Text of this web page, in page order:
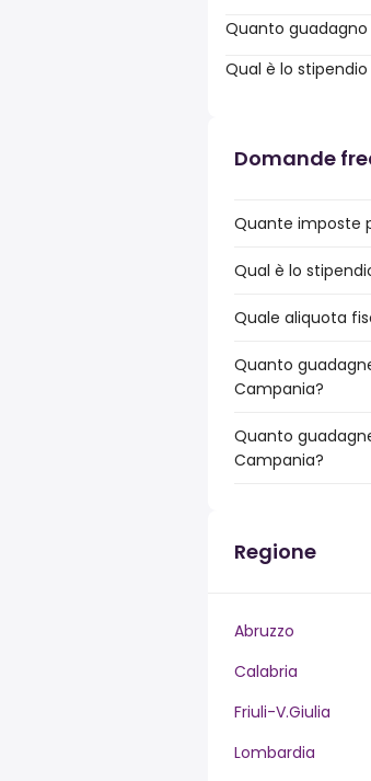
Quanto guadagno
Qual è lo
Domande
Quante imposte
Qual è lo
Quale aliquota
Quanto
Campania?
Quanto
Campania?
Regione
Abruzzo
Calabria
Friuli-V.Giulia
Lombardia